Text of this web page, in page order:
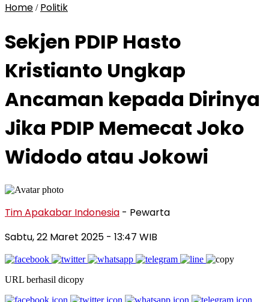
Home / Politik
Sekjen PDIP Hasto
Kristianto Ungkap
Ancaman kepada Dirinya
Jika PDIP Memecat Joko
Widodo atau Jokowi
Tim Apakabar Indonesia - Pewarta
Sabtu, 22 Maret 2025 - 13:47 WIB
URL berhasil dicopy